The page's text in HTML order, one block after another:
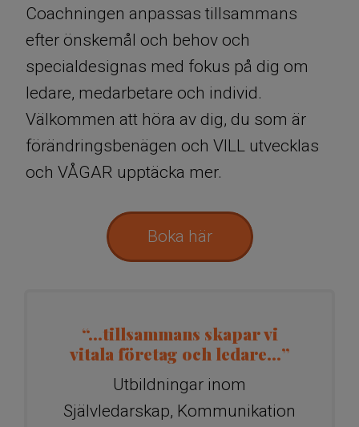
Coachningen anpassas tillsammans
efter önskemål och behov och
specialdesignas med fokus på dig om
ledare, medarbetare och individ.
Välkommen att höra av dig, du som är
förändringsbenägen och VILL utvecklas
och VÅGAR upptäcka mer.
Boka här
“…tillsammans skapar vi
vitala företag och ledare…”
Utbildningar inom
Självledarskap, Kommunikation